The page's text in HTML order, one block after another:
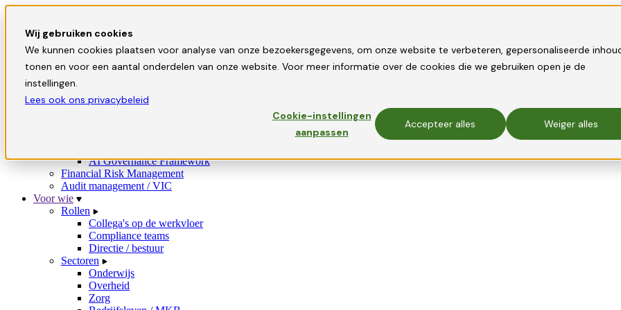
Wij gebruiken cookies
We kunnen cookies plaatsen voor analyse van onze bezoekersgegevens, om onze website te verbeteren, gepersonaliseerde
tonen en voor een aantal onderdelen van onze website. Voor meer informatie over de cookies die we gebruiken open je de
instellingen.
Lees ook ons privacybeleid
Cookie-instellingen
aanpassen
Accepteer alles Weiger alles
Oplossingen
Privacy / AVG-tooling
Security / ISMS-tooling
Informatiebeveiliging-tooling
AI Governance Framework
Financial Risk Management
Audit management / VIC
Voor wie
Rollen
Collega's op de werkvloer
Compliance teams
Directie / bestuur
Sectoren
Onderwijs
Overheid
Zorg